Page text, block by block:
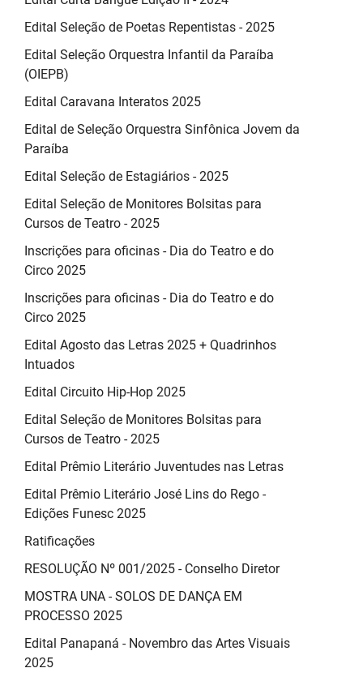
Edital Seleção de Poetas Repentistas - 2025
Edital Seleção Orquestra Infantil da Paraíba
(OIEPB)
Edital Caravana Interatos 2025
Edital de Seleção Orquestra Sinfônica Jovem da
Paraíba
Edital Seleção de Estagiários - 2025
Edital Seleção de Monitores Bolsitas para
Cursos de Teatro - 2025
Inscrições para oficinas - Dia do Teatro e do
Circo 2025
Inscrições para oficinas - Dia do Teatro e do
Circo 2025
Edital Agosto das Letras 2025 + Quadrinhos
Intuados
Edital Circuito Hip-Hop 2025
Edital Seleção de Monitores Bolsitas para
Cursos de Teatro - 2025
Edital Prêmio Literário Juventudes nas Letras
Edital Prêmio Literário José Lins do Rego -
Edições Funesc 2025
Ratificações
RESOLUÇÃO Nº 001/2025 - Conselho Diretor
MOSTRA UNA - SOLOS DE DANÇA EM
PROCESSO 2025
Edital Panapaná - Novembro das Artes Visuais
2025